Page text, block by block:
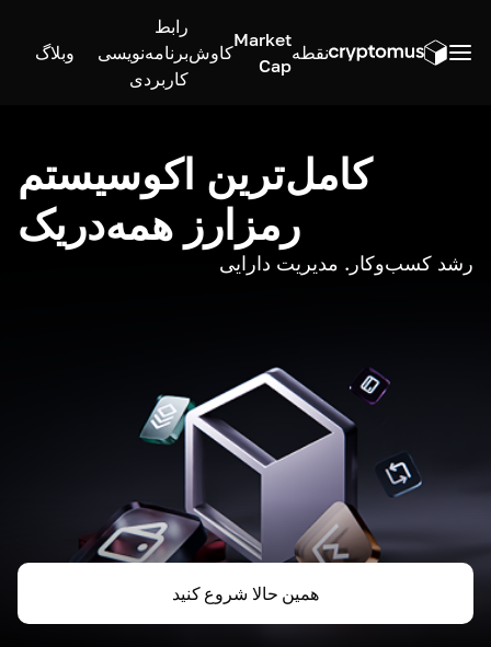
نقطه
Market
Cap
کاوش
رابط
برنامه‌نویسی
کاربردی
وبلاگ
کامل‌ترین اکوسیستم
رمزارز همه‌در‌یک
رشد کسب‌وکار. مدیریت دارایی
همین حالا شروع کنید